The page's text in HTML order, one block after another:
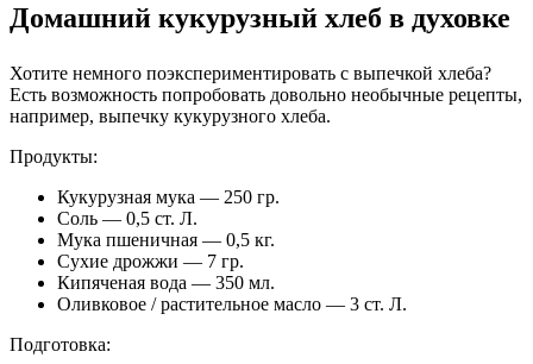
Домашний кукурузный хлеб в духовке
Хотите немного поэкспериментировать с выпечкой хлеба?
Есть возможность попробовать довольно необычные рецепты,
например, выпечку кукурузного хлеба.
Продукты:
Кукурузная мука — 250 гр.
Соль — 0,5 ст. Л.
Мука пшеничная — 0,5 кг.
Сухие дрожжи — 7 гр.
Кипяченая вода — 350 мл.
Оливковое / растительное масло — 3 ст. Л.
Подготовка: